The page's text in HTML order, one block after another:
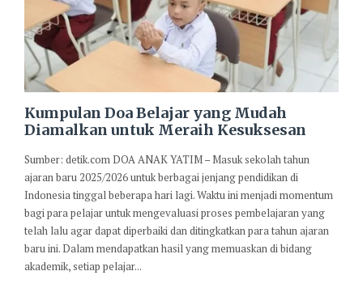
Kumpulan Doa Belajar yang Mudah
Diamalkan untuk Meraih Kesuksesan
Sumber: detik.com DOA ANAK YATIM – Masuk sekolah tahun
ajaran baru 2025/2026 untuk berbagai jenjang pendidikan di
Indonesia tinggal beberapa hari lagi. Waktu ini menjadi momentum
bagi para pelajar untuk mengevaluasi proses pembelajaran yang
telah lalu agar dapat diperbaiki dan ditingkatkan para tahun ajaran
baru ini. Dalam mendapatkan hasil yang memuaskan di bidang
akademik, setiap pelajar...